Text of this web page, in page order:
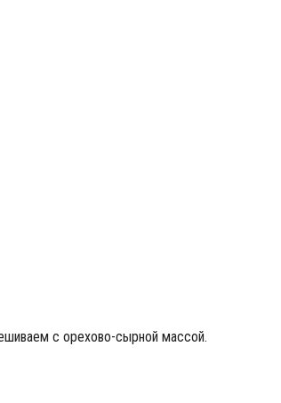
с орехово-сырной массой.